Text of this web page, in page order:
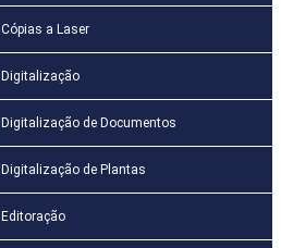
Cópias a Laser
Digitalização
Digitalização de Documentos
Digitalização de Plantas
Editoração